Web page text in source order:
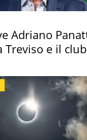
Adriano
Treviso e il club